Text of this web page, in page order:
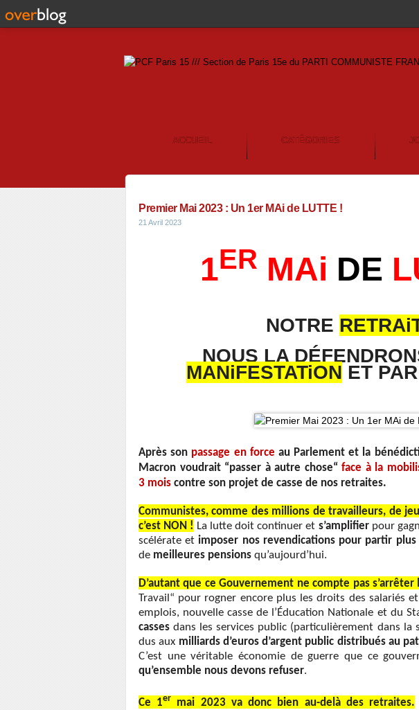
ACCUEIL CATÉGORIES
Premier Mai 2023 : Un 1er MAi de LUTTE !
21 Avril 2023
1ER MAi DE
NOTRE
NOUS LA
MANiFESTATiON ET
Après son passage en force au Parlement et la
Macron voudrait “passer à autre chose“ face à la
3 mois contre son projet de casse de nos retraites.
Communistes, comme des millions de travailleurs, de
c’est NON ! La lutte doit continuer et s’amplifierpour
scélérate et imposer nos revendications pour partir plus
de meilleures pensions qu’aujourd’hui.
D’autant que ce Gouvernement ne compte pas s’arrêter
Travail“ pour rogner encore plus les droits des salariés
emplois, nouvelle casse de l’Éducation Nationale et du
casses dans les services public (particulièrement dans la
dus aux milliards d’euros d’argent public distribués au
C’est une véritable économie de guerre que ce
qu’ensemble nous devons refuser.
Ce 1er mai 2023 va donc bien au-delà des retraites.